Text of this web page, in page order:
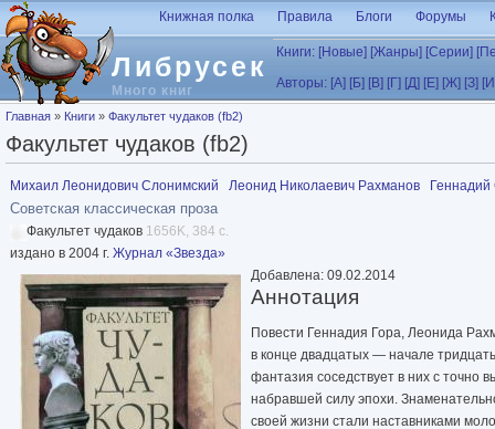
Перейти к основному содержанию
Либрусек
Много книг
Книжная полка Правила Блоги Форумы
Книги: [Новые] [Жанры] [Серии]
Авторы: [А] [Б] [В] [Г] [Д] [Е] [Ж] [З]
Вы здесь
Главная » Книги » Факультет чудаков (fb2)
Факультет чудаков (fb2)
Михаил Леонидович Слонимский Леонид Николаевич Рахманов
Советская классическая проза
Факультет чудаков 1656K, 384 с.
издано в 2004 г. Журнал «Звезда»
Добавлена: 09.02.2014
Аннотация
Повести Геннадия Гора, Леонида
в конце двадцатых — начале
фантазия соседствует в них с точно
набравшей силу эпохи.
своей жизни стали наставниками